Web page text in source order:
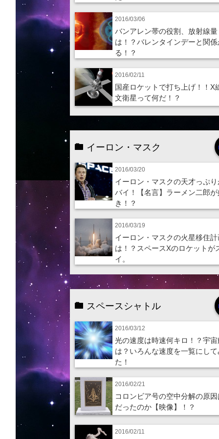
2016/03/06
バンアレン帯の役割、放射線量
は！？バレンタインデーと関
る！？
2016/02/11
国産ロケットで打ち上げ！！X
文衛星って何だ！？
イーロン・マスク
2016/03/20
イーロン・マスクの天才っぷ
バイ！【名言】ラーメン二郎が
き！？
2016/03/19
イーロン・マスクの火星移住
は！？スペースXのロケットが
イ。
スペースシャトル
2016/03/12
光の速度は時速何キロ！？宇宙
は？いろんな速度を一覧にして
た！
2016/02/21
コロンビア号の空中分解の原
だったのか【映像】！？
2016/02/11